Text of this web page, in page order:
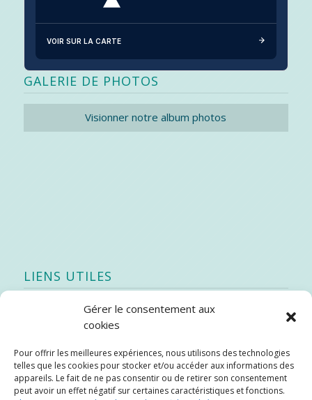
Gérer le consentement aux
cookies
Pour offrir les meilleures expériences, nous utilisons des technologies
telles que les cookies pour stocker et/ou accéder aux informations des
appareils. Le fait de ne pas consentir ou de retirer son consentement
peut avoir un effet négatif sur certaines caractéristiques et fonctions.
VOIR SUR LA CARTE
GALERIE DE PHOTOS
Visionner notre album photos
LIENS UTILES
Quoi de neuf
Stratégie québécoise d’économie d’eau potable
Bibliothèque